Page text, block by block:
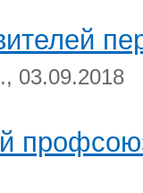
03.09.2018